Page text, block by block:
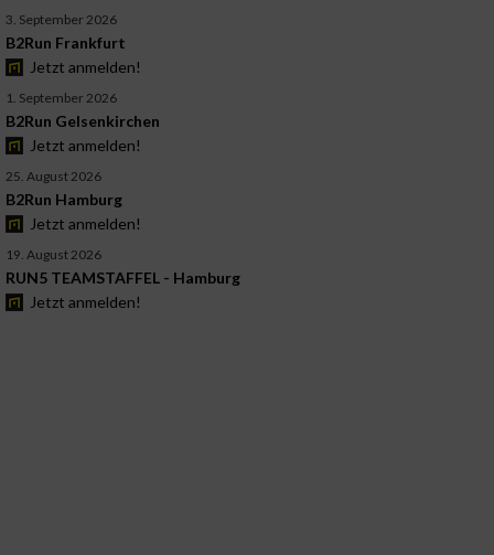
3. September 2026
B2Run Frankfurt
Jetzt anmelden!
1. September 2026
B2Run Gelsenkirchen
Jetzt anmelden!
25. August 2026
B2Run Hamburg
Jetzt anmelden!
19. August 2026
RUN5 TEAMSTAFFEL - Hamburg
Jetzt anmelden!